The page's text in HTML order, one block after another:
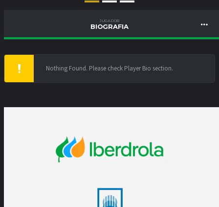
JUGADOR
BIOGRAFIA
Nothing Found. Please check Player Bio section.